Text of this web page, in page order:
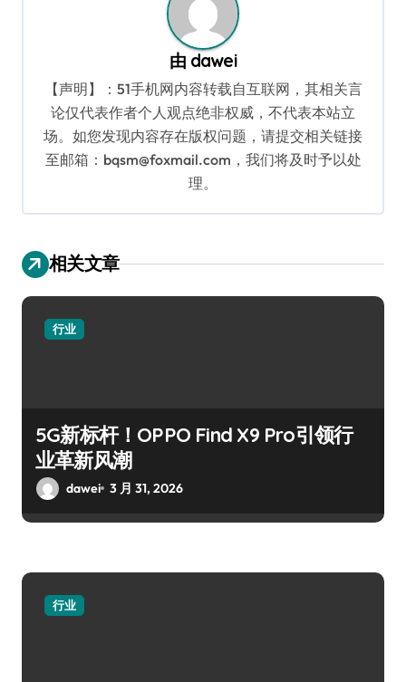
由 dawei
【声明】：51手机网内容转载自互联网，其相关言
论仅代表作者个人观点绝非权威，不代表本站立
场。如您发现内容存在版权问题，请提交相关链接
至邮箱：bqsm@foxmail.com，我们将及时予以处
理。
相关文章
行业
5G新标杆！OPPO Find X9 Pro引领行
业革新风潮
dawei 3 月 31, 2026
行业